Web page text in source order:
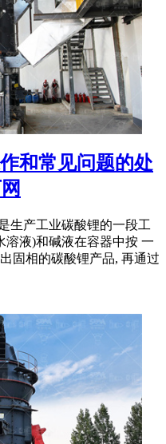
和常见问题的处
生产工业碳酸锂的一段工
溶液)和碱液在容器中按 一
固相的碳酸锂产品, 再通过